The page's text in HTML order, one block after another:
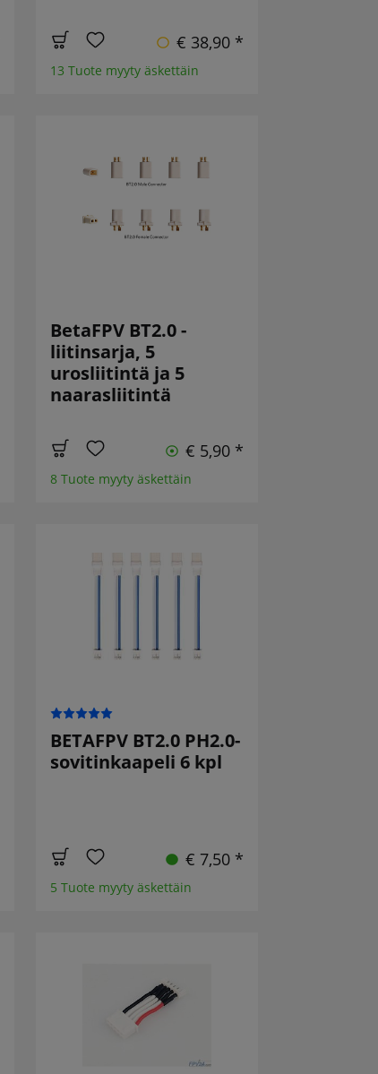
€ 38,90 *
13 Tuote myyty äskettäin
BetaFPV BT2.0 -
liitinsarja, 5
urosliitintä ja 5
naarasliitintä
€ 5,90 *
8 Tuote myyty äskettäin
BETAFPV BT2.0 PH2.0-
sovitinkaapeli 6 kpl
€ 7,50 *
5 Tuote myyty äskettäin